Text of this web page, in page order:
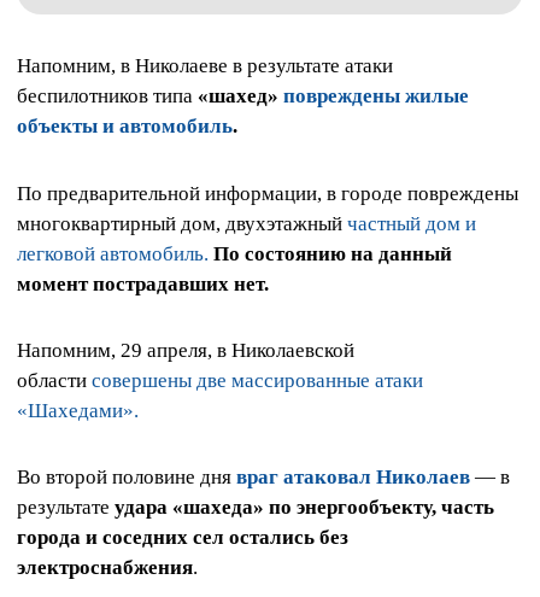
Напомним, в Николаеве в результате атаки
беспилотников типа «шахед» повреждены жилые
объекты и автомобиль.
По предварительной информации, в городе повреждены
многоквартирный дом, двухэтажный частный дом и
легковой автомобиль. По состоянию на данный
момент пострадавших нет.
Напомним, 29 апреля, в Николаевской
области совершены две массированные атаки
«Шахедами».
Во второй половине дня враг атаковал Николаев — в
результате удара «шахеда» по энергообъекту, часть
города и соседних сел остались без
электроснабжения.